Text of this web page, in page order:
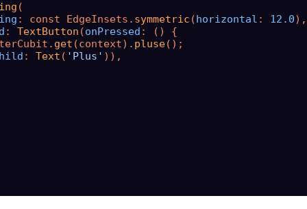
: const EdgeInsets. symmetric (horizontal : 12.0
: TextButton (onPressed : () {
get (context). pluse();
: Text ( 'Plus' )),